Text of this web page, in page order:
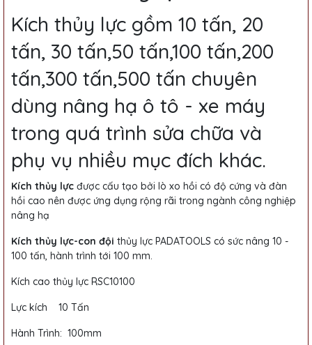
Kích thủy lực gồm 10 tấn, 20
tấn, 30 tấn,50 tấn,100 tấn,200
tấn,300 tấn,500 tấn chuyên
dùng nâng hạ ô tô - xe máy
trong quá trình sửa chữa và
phụ vụ nhiều mục đích khác.
Kích thủy lực được cấu tạo bởi lò xo hồi có độ cứng và đàn
hồi cao nên được ứng dụng rộng rãi trong ngành công nghiệp
nâng hạ
Kích thủy lực-con đội thủy lực PADATOOLS có sức nâng 10 -
100 tấn, hành trình tới 100 mm.
Kích cao thủy lực RSC10100
Lực kích 10 Tấn
Hành Trình: 100mm